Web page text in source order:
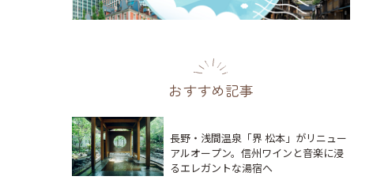
おすすめ記事
長野・浅間温泉「界 松本」がリニュー
アルオープン。信州ワインと音楽に浸
るエレガントな湯宿へ